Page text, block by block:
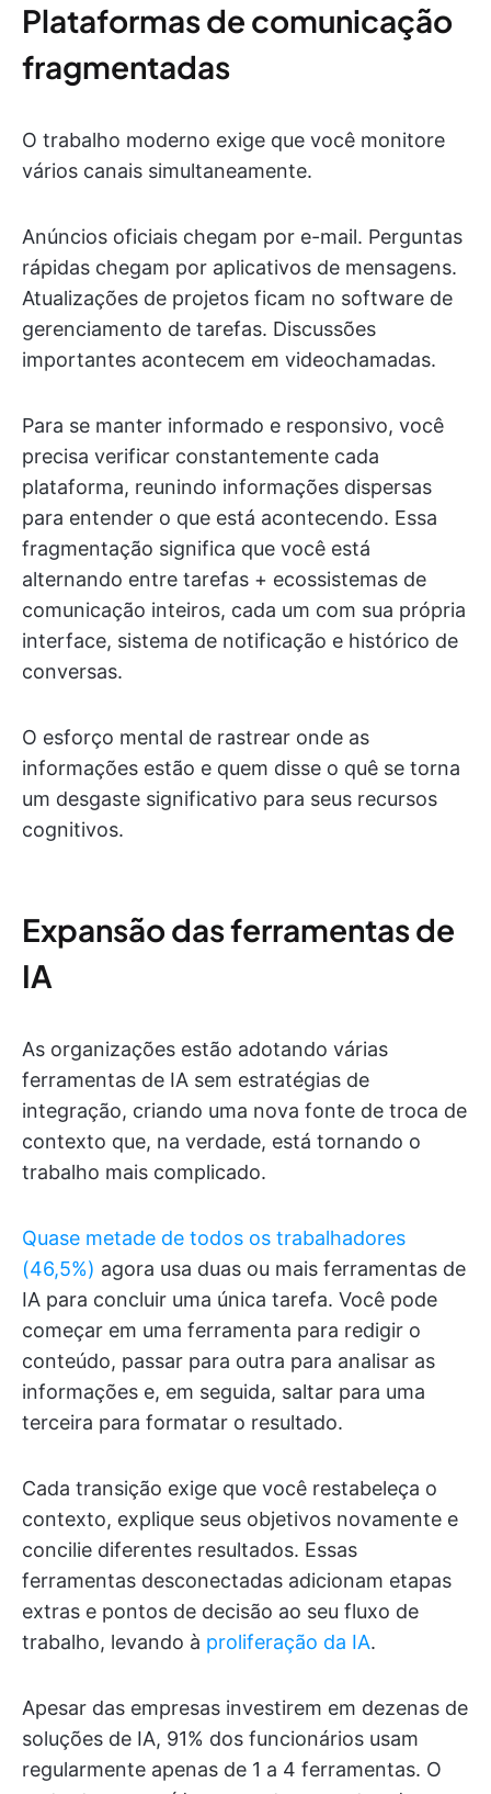
Plataformas de comunicação
fragmentadas
O trabalho moderno exige que você monitore
vários canais simultaneamente.
Anúncios oficiais chegam por e-mail. Perguntas
rápidas chegam por aplicativos de mensagens.
Atualizações de projetos ficam no software de
gerenciamento de tarefas. Discussões
importantes acontecem em videochamadas.
Para se manter informado e responsivo, você
precisa verificar constantemente cada
plataforma, reunindo informações dispersas
para entender o que está acontecendo. Essa
fragmentação significa que você está
alternando entre tarefas + ecossistemas de
comunicação inteiros, cada um com sua própria
interface, sistema de notificação e histórico de
conversas.
O esforço mental de rastrear onde as
informações estão e quem disse o quê se torna
um desgaste significativo para seus recursos
cognitivos.
Expansão das ferramentas de
IA
As organizações estão adotando várias
ferramentas de IA sem estratégias de
integração, criando uma nova fonte de troca de
contexto que, na verdade, está tornando o
trabalho mais complicado.
Quase metade de todos os trabalhadores
(46,5%) agora usa duas ou mais ferramentas de
IA para concluir uma única tarefa. Você pode
começar em uma ferramenta para redigir o
conteúdo, passar para outra para analisar as
informações e, em seguida, saltar para uma
terceira para formatar o resultado.
Cada transição exige que você restabeleça o
contexto, explique seus objetivos novamente e
concilie diferentes resultados. Essas
ferramentas desconectadas adicionam etapas
extras e pontos de decisão ao seu fluxo de
trabalho, levando à proliferação da IA.
Apesar das empresas investirem em dezenas de
soluções de IA, 91% dos funcionários usam
regularmente apenas de 1 a 4 ferramentas. O